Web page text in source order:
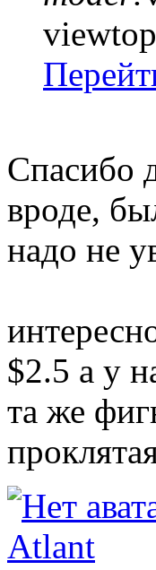
Спасибо
вроде,
надо не
$2.5 а у
та же
Atlant